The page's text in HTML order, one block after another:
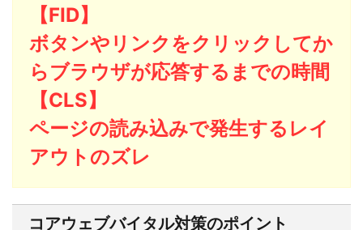
【FID】
ボタンやリンクをクリックしてか
らブラウザが応答するまでの時間
【CLS】
ページの読み込みで発生するレイ
アウトのズレ
コアウェブバイタル対策のポイント